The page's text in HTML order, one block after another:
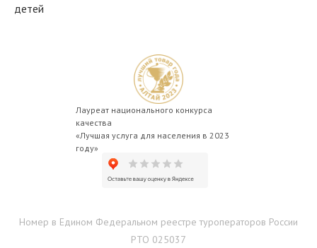
детей
Лауреат национального конкурса
качества
«Лучшая услуга для населения в 2023
году»
Номер в Едином Федеральном реестре туроператоров России
РТО 025037